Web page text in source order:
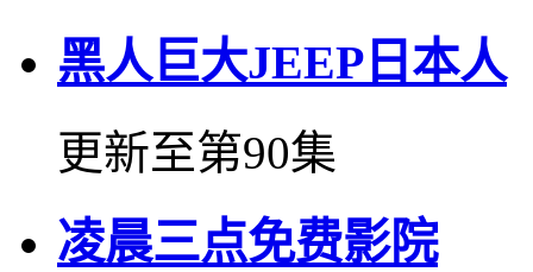
黑人巨大JEEP日本人
更新至第90集
凌晨三点免费影院